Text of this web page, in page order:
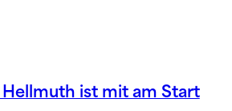
Hellmuth ist mit am Start